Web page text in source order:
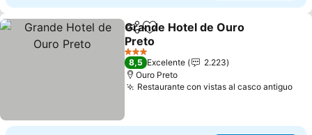
CompartirAgregar a favoritos
Grande Hotel de Ouro
Preto
Ver precios
3 Estrellas
8,5 Excelente
2.223
Ouro Preto
Restaurante con vistas al casco antiguo